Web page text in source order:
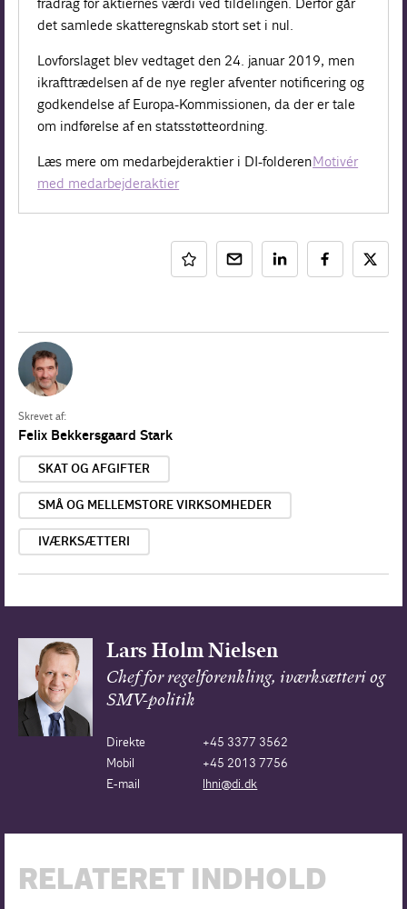
det samlede skatteregnskab stort set i nul.
Lovforslaget blev vedtaget den 24. januar 2019, men
ikrafttrædelsen af de nye regler afventer notificering og
godkendelse af Europa-Kommissionen, da der er tale
om indførelse af en statsstøtteordning.
Læs mere om medarbejderaktier i DI-folderenMotivér
med medarbejderaktier
Skrevet af:
Felix Bekkersgaard Stark
SKAT OG AFGIFTER
SMÅ OG MELLEMSTORE VIRKSOMHEDER
IVÆRKSÆTTERI
Lars Holm Nielsen
Chef for regelforenkling, iværksætteri og
SMV-politik
Direkte
+45 3377 3562
Mobil
+45 2013 7756
E-mail
lhni@di.dk
RELATERET INDHOLD